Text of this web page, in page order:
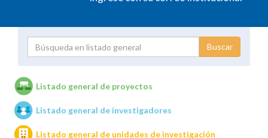
Unidades de investigación
Listado general de proyectos
Listado general de investigadores
Listado general de unidades de investigación